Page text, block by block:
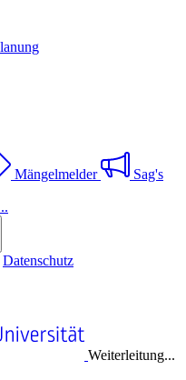
Mängelmelder Sag's
Datenschutz
Weiterleitung...